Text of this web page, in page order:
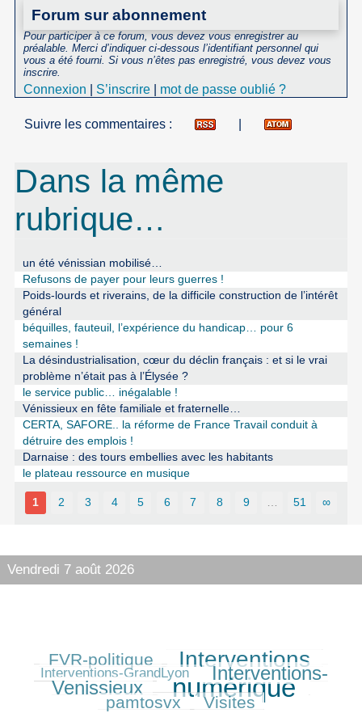
Forum sur abonnement
Pour participer à ce forum, vous devez vous enregistrer au
préalable. Merci d’indiquer ci-dessous l’identifiant personnel qui
vous a été fourni. Si vous n’êtes pas enregistré, vous devez vous
inscrire.
Connexion S’inscrire mot de passe oublié ?
Suivre les commentaires :
Dans la même
rubrique…
un été vénissian mobilisé…
Refusons de payer pour leurs guerres !
Poids-lourds et riverains, de la difficile construction de l’intérêt
général
béquilles, fauteuil, l’expérience du handicap… pour 6
semaines !
La désindustrialisation, cœur du déclin français : et si le vrai
problème n’était pas à l’Élysée ?
le service public… inégalable !
Vénissieux en fête familiale et fraternelle…
CERTA, SAFORE.. la réforme de France Travail conduit à
détruire des emplois !
Darnaise : des tours embellies avec les habitants
le plateau ressource en musique
1 2 3 4 5 6 7 8 9 … 51 ∞
Vendredi 7 août 2026
226/525FVR-politique
375/525 Interventions
79/525
Interventions-GrandLyon
320/525 Interventions-
Venissieux
525/525 numérique
221/525
pamtosvx Visites